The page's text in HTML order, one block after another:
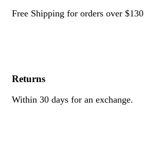
Free Shipping for orders over $130
Returns
Within 30 days for an exchange.